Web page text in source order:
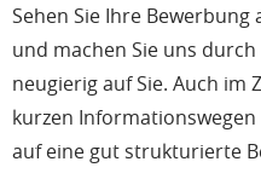
Sehen Sie Ihre
und machen Sie uns
neugierig auf Sie. Auch im
kurzen
auf eine gut strukturierte